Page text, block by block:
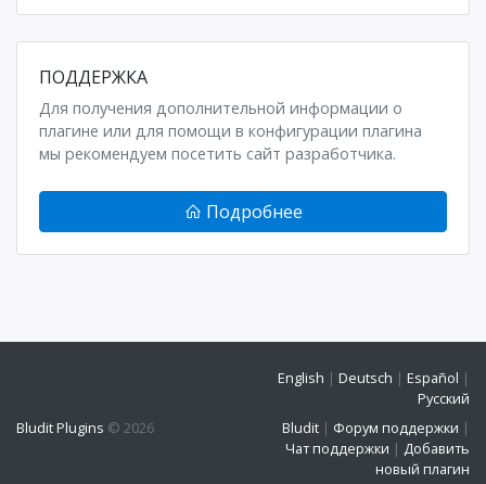
ПОДДЕРЖКА
Для получения дополнительной информации о
плагине или для помощи в конфигурации плагина
мы рекомендуем посетить сайт разработчика.
Подробнее
English | Deutsch | Español |
Русский
Bludit Plugins © 2026 Bludit | Форум поддержки |
Чат поддержки | Добавить
новый плагин